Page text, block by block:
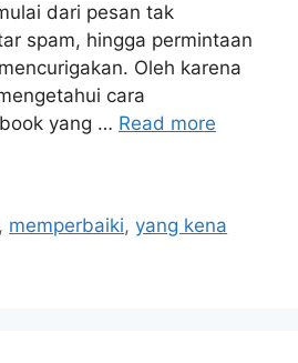
dari pesan tak
spam, hingga permintaan
Oleh karena
cara
yang … Read more
, memperbaiki,yang kena